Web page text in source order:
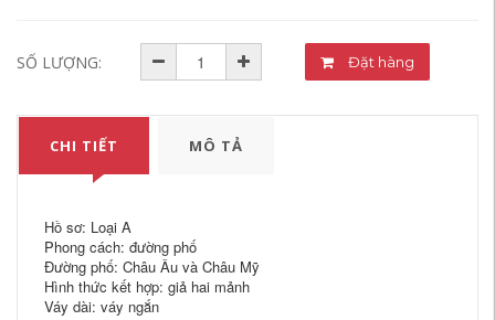
SỐ LƯỢNG: Đặt hàng
CHI TIẾT MÔ TẢ
Hồ sơ: Loại A
Phong cách: đường phố
Đường phố: Châu Âu và Châu Mỹ
Hình thức kết hợp: giả hai mảnh
Váy dài: váy ngắn